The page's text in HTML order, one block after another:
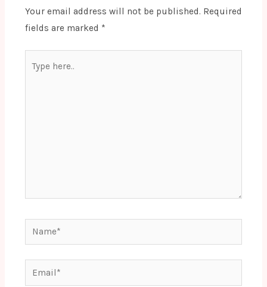
Your email address will not be published. Required
fields are marked *
here..
Name*
Email*